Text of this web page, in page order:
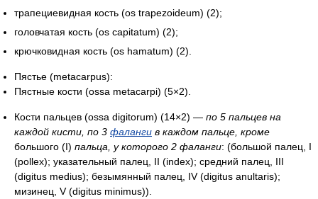
трапециевидная кость (os trapezoideum) (2);
головчатая кость (os capitatum) (2);
крючковидная кость (os hamatum) (2).
Пястье (metacarpus):
Пястные кости (ossa metacarpi) (5×2).
Кости пальцев (ossa digitorum) (14×2) — по 5 пальцев на
каждой кисти, по 3 фаланги в каждом пальце, кроме
большого (I) пальца, у которого 2 фаланги: (большой палец, I
(pollex); указательный палец, II (index); средний палец, III
(digitus medius); безымянный палец, IV (digitus anultaris);
мизинец, V (digitus minimus)).